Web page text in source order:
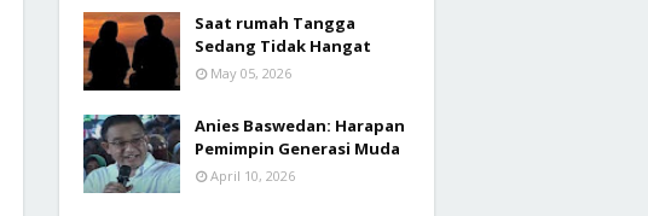
Saat rumah Tangga
Sedang Tidak Hangat
May 05, 2026
Anies Baswedan: Harapan
Pemimpin Generasi Muda
April 10, 2026